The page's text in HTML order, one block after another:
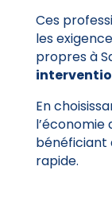
Ces
les
propres à
En
l’économie
bénéficiant
rapide.